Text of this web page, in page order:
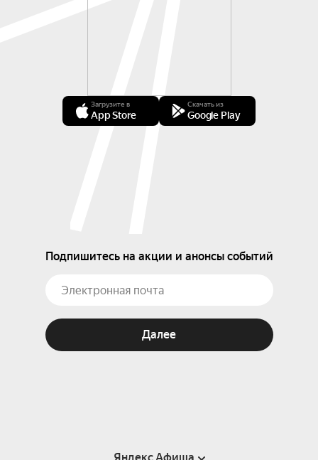
Загрузите в
App Store
Скачать из
Google Play
Подпишитесь на акции и анонсы событий
Далее